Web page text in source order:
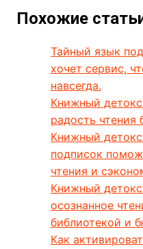
Похожие
Тайный язык
хочет сервис,
навсегда.
Книжный
радость
Книжный
подписок
чтения и
Книжный
осознанное
библиотекой и
Как